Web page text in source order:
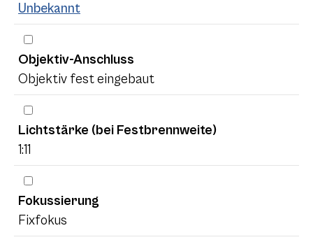
Unbekannt
Objektiv-Anschluss
Objektiv fest eingebaut
Lichtstärke (bei Festbrennweite)
1:11
Fokussierung
Fixfokus